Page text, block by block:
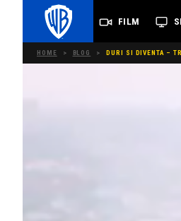
FILM
HOME > BLOG > DURI SI DIVENTA –